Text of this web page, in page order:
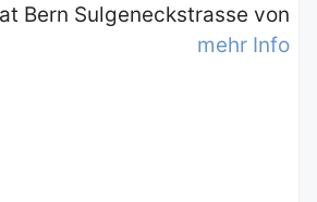
Bern Sulgeneckstrasse von
mehr Info